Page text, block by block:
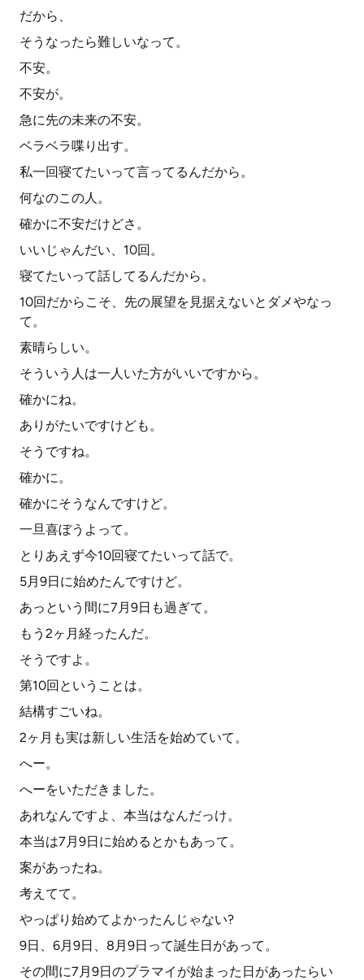
だから、
そうなったら難しいなって。
不安。
不安が。
急に先の未来の不安。
ベラベラ喋り出す。
私一回寝てたいって言ってるんだから。
何なのこの人。
確かに不安だけどさ。
いいじゃんだい、10回。
寝てたいって話してるんだから。
10回だからこそ、先の展望を見据えないとダメやなっ
て。
素晴らしい。
そういう人は一人いた方がいいですから。
確かにね。
ありがたいですけども。
そうですね。
確かに。
確かにそうなんですけど。
一旦喜ぼうよって。
とりあえず今10回寝てたいって話で。
5月9日に始めたんですけど。
あっという間に7月9日も過ぎて。
もう2ヶ月経ったんだ。
そうですよ。
第10回ということは。
結構すごいね。
2ヶ月も実は新しい生活を始めていて。
へー。
へーをいただきました。
あれなんですよ、本当はなんだっけ。
本当は7月9日に始めるとかもあって。
案があったね。
考えてて。
やっぱり始めてよかったんじゃない?
9日、6月9日、8月9日って誕生日があって。
その間に7月9日のプラマイが始まった日があったらい